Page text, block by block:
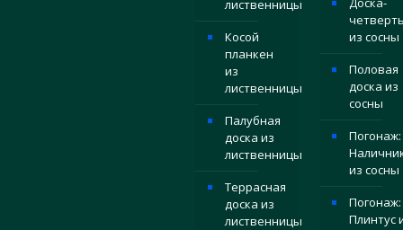
лиственницы
Косой
планкен
из
лиственницы
Палубная
доска из
лиственницы
Террасная
доска из
лиственницы
из сосны
Половая
доска из
сосны
Погонаж:
из сосны
Погонаж:
Плинтус